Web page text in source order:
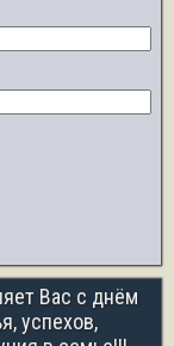
Вас с днём
успехов,